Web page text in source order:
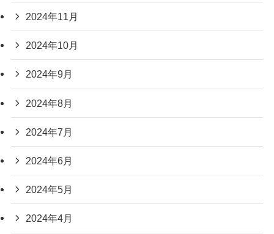
2024年11月
2024年10月
2024年9月
2024年8月
2024年7月
2024年6月
2024年5月
2024年4月